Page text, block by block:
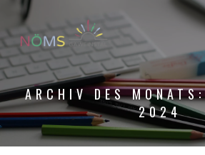
ARCHIV DES MONATS:
2024